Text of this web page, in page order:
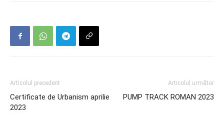
Articolul precedent
Certificate de Urbanism aprilie
2023
Articolul următor
PUMP TRACK ROMAN 2023